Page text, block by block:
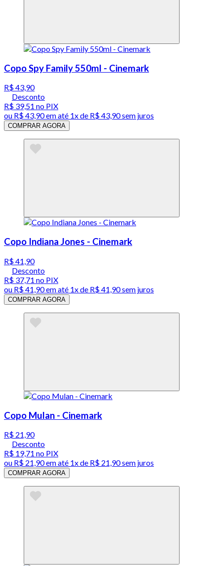
Copo Spy Family 550ml - Cinemark
R$ 43,90
Desconto
R$ 39,51 no PIX
ou R$ 43,90em até 1x de R$ 43,90sem juros
COMPRAR AGORA
Copo Indiana Jones - Cinemark
R$ 41,90
Desconto
R$ 37,71 no PIX
ou R$ 41,90em até 1x de R$ 41,90sem juros
COMPRAR AGORA
Copo Mulan - Cinemark
R$ 21,90
Desconto
R$ 19,71 no PIX
ou R$ 21,90em até 1x de R$ 21,90sem juros
COMPRAR AGORA